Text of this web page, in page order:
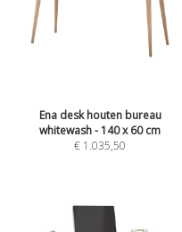
Ena desk houten bureau
whitewash - 140 x 60 cm
€ 1.035,50